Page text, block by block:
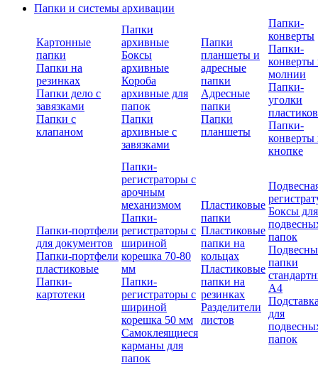
Папки и системы архивации
Картонные
папки
Папки на
резинках
Папки дело с
завязками
Папки с
клапаном
Папки
архивные
Боксы
архивные
Короба
архивные для
папок
Папки
архивные с
завязками
Папки
планшеты и
адресные
папки
Адресные
папки
Папки
планшеты
Папки-
конверты
Папки-
конверты
молнии
Папки-
уголки
Папки-
конверты
кнопке
Папки-портфели
для документов
Папки-портфели
пластиковые
Папки-
картотеки
Папки-
регистраторы с
арочным
механизмом
Папки-
регистраторы с
шириной
корешка 70-80
мм
Папки-
регистраторы с
шириной
корешка 50 мм
Самоклеящиеся
карманы для
папок
Пластиковые
папки
Пластиковые
папки на
кольцах
Пластиковые
папки на
резинках
Разделители
листов
Боксы для
папок
папки
А4
для
папок